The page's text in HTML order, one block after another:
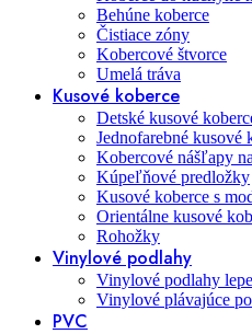
Behúne koberce
Čistiace zóny
Kobercové štvorce
Umelá tráva
Kusové koberce
Detské kusové
Jednofarebné kusové
Kobercové nášľapy
Kúpeľňové predložky
Kusové koberce s
Orientálne kusové
Rohožky
Vinylové podlahy
Vinylové podlahy
Vinylové plávajúce
PVC